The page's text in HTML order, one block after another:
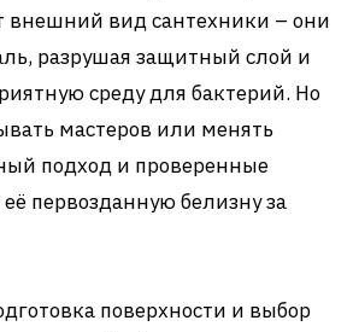
внешний вид сантехники – они
разрушая защитный слой и
среду для бактерий. Но
мастеров или менять
подход и проверенные
первозданную белизну за
поверхности и выбор